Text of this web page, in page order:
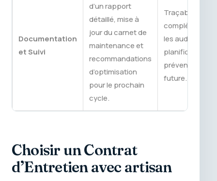
Documentation
et Suivi
d’un rapport
détaillé, mise à
jour du carnet de
maintenance et
recommandations
d’optimisation
pour le prochain
cycle.
Traçabilité
complète pour
les audits et
planification
préventive
future.
Choisir un Contrat
d’Entretien avec artisan